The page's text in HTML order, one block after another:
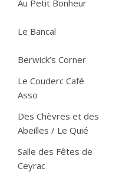
Au Petit Bonheur
Le Bancal
Berwick’s Corner
Le Couderc Café
Asso
Des Chèvres et des
Abeilles / Le Quié
Salle des Fêtes de
Ceyrac